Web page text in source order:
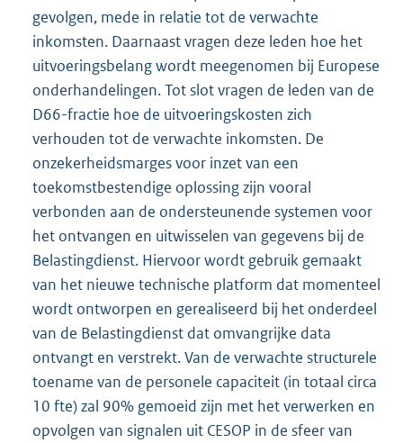
gevolgen, mede in relatie tot de verwachte
inkomsten. Daarnaast vragen deze leden hoe het
uitvoeringsbelang wordt meegenomen bij Europese
onderhandelingen. Tot slot vragen de leden van de
D66-fractie hoe de uitvoeringskosten zich
verhouden tot de verwachte inkomsten. De
onzekerheidsmarges voor inzet van een
toekomstbestendige oplossing zijn vooral
verbonden aan de ondersteunende systemen voor
het ontvangen en uitwisselen van gegevens bij de
Belastingdienst. Hiervoor wordt gebruik gemaakt
van het nieuwe technische platform dat momenteel
wordt ontworpen en gerealiseerd bij het onderdeel
van de Belastingdienst dat omvangrijke data
ontvangt en verstrekt. Van de verwachte structurele
toename van de personele capaciteit (in totaal circa
10 fte) zal 90% gemoeid zijn met het verwerken en
opvolgen van signalen uit CESOP in de sfeer van